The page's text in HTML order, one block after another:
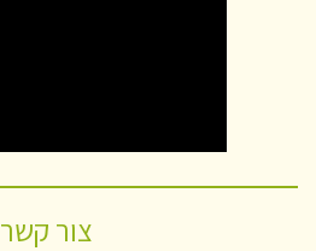
צור קשר